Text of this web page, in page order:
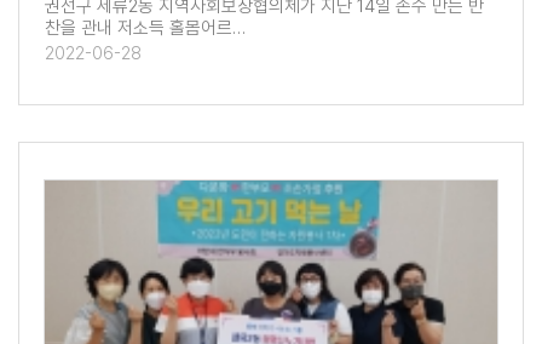
권선구 세류2동 지역사회보장협의체가 지난 14일 손수 만든 반
찬을 관내 저소득 홀몸어르…
2022-06-28